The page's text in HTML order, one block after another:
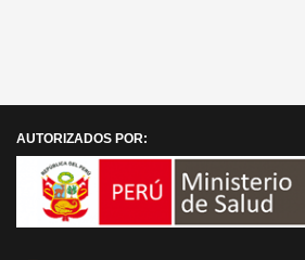
AUTORIZADOS POR: